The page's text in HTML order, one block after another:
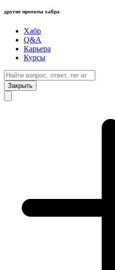
другие проекты хабра
Хабр
Q&A
Карьера
Курсы
Закрыть